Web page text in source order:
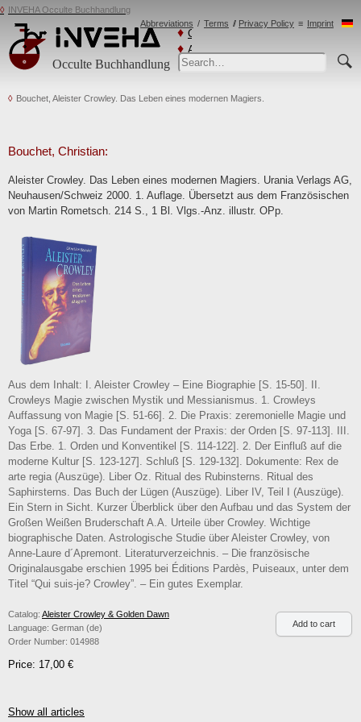
Occulte Buchhandlung
Catalogs
Advanced
Search
Abbreviations Terms Privacy Policy Imprint
INVEHA Occulte Buchhandlung
Bouchet, Aleister Crowley. Das Leben eines modernen Magiers.
Bouchet, Christian:
Aleister Crowley. Das Leben eines modernen Magiers. Urania Verlags AG,
Neuhausen/Schweiz 2000. 1. Auflage. Übersetzt aus dem Französischen
von Martin Rometsch. 214 S., 1 Bl. Vlgs.-Anz. illustr. OPp.
Aus dem Inhalt: I. Aleister Crowley – Eine Biographie [S. 15-50]. II.
Crowleys Magie zwischen Mystik und Messianismus. 1. Crowleys
Auffassung von Magie [S. 51-66]. 2. Die Praxis: zeremonielle Magie und
Yoga [S. 67-97]. 3. Das Fundament der Praxis: der Orden [S. 97-113]. III.
Das Erbe. 1. Orden und Konventikel [S. 114-122]. 2. Der Einfluß auf die
moderne Kultur [S. 123-127]. Schluß [S. 129-132]. Dokumente: Rex de
arte regia (Auszüge). Liber Oz. Ritual des Rubinsterns. Ritual des
Saphirsterns. Das Buch der Lügen (Auszüge). Liber IV, Teil I (Auszüge).
Ein Stern in Sicht. Kurzer Überblick über den Aufbau und das System der
Großen Weißen Bruderschaft A.A. Urteile über Crowley. Wichtige
biographische Daten. Astrologische Studie über Aleister Crowley, von
Anne-Laure d´Apremont. Literaturverzeichnis. – Die französische
Originalausgabe erschien 1995 bei Éditions Pardès, Puiseaux, unter dem
Titel “Qui suis-je? Crowley”. – Ein gutes Exemplar.
Catalog: Aleister Crowley & Golden Dawn
Language: German (de)
Order Number: 014988
Price: 17,00 €
Show all articles